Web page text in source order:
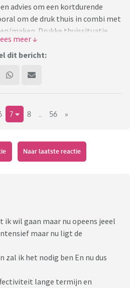
advies om een kortdurende
om de druk thuis in combi met
maken. Drukke thuissituatie
ben met regelmaat compleet
zwaar. Waardeer mijn psych
terug. Met als gevolg
ik vind het eng. En
mensen weten hoe slecht ik
momenten is het heel donker.
Maar m’n hoofd is giga
en 3 weken van huis hoe??
Ik weet niet wat ik moet en
dit bericht:
7 8 56 »
Naar laatste reactie
ik wil gaan maar nu opeens jeeel
maar nu ligt de
zal ik het nodig ben En nu dus
lange termijn en